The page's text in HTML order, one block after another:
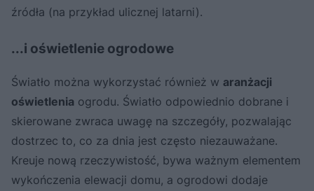
źródła (na przykład ulicznej latarni).
...i oświetlenie ogrodowe
Światło można wykorzystać również w aranżacji
oświetlenia ogrodu. Światło odpowiednio dobrane i
skierowane zwraca uwagę na szczegóły, pozwalając
dostrzec to, co za dnia jest często niezauważane.
Kreuje nową rzeczywistość, bywa ważnym elementem
wykończenia elewacji domu, a ogrodowi dodaje